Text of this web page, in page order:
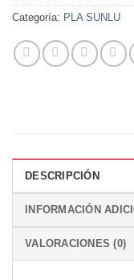
Categoría: PLA SUNLU
DESCRIPCIÓN
INFORMACIÓN
VALORACIONES (0)